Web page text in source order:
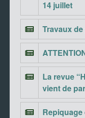
14 juillet
Travaux
La revue
vient de
Repiquage